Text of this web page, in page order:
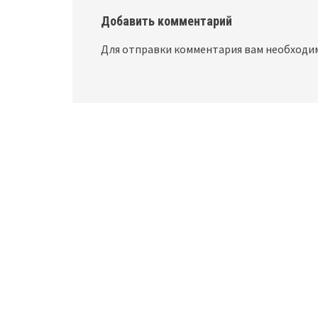
Добавить комментарий
Для отправки комментария вам